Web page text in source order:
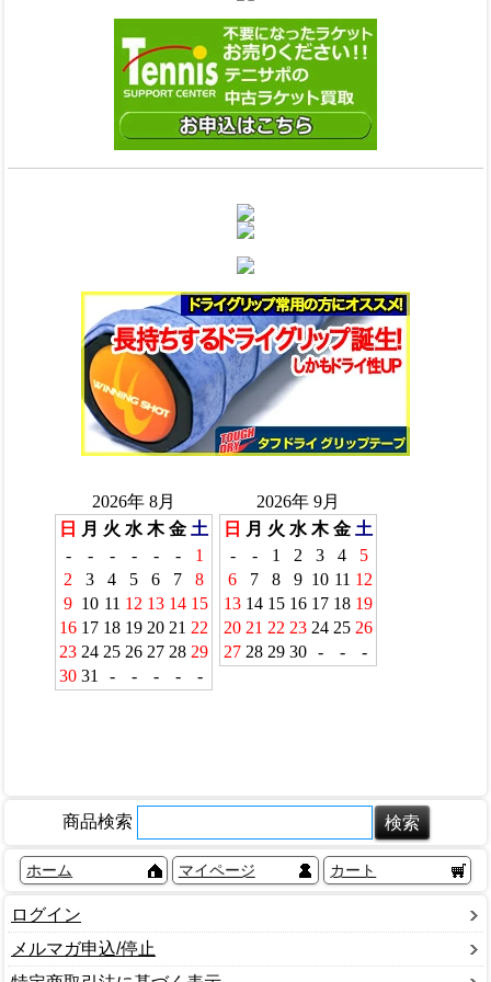
商品検索
ホーム マイページ カート
ログイン
メルマガ申込/停止